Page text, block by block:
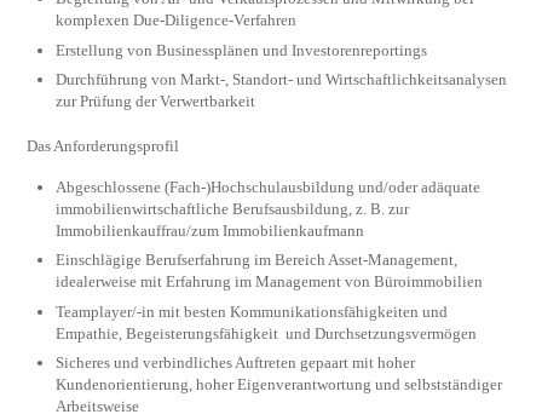
komplexen Due-Diligence-Verfahren
Erstellung von Businessplänen und Investorenreportings
Durchführung von Markt-, Standort- und Wirtschaftlichkeitsanalysen
zur Prüfung der Verwertbarkeit
Das Anforderungsprofil
Abgeschlossene (Fach-)Hochschulausbildung und/oder adäquate
immobilienwirtschaftliche Berufsausbildung, z. B. zur
Immobilienkauffrau/zum Immobilienkaufmann
Einschlägige Berufserfahrung im Bereich Asset-Management,
idealerweise mit Erfahrung im Management von Büroimmobilien
Teamplayer/-in mit besten Kommunikationsfähigkeiten und
Empathie, Begeisterungsfähigkeit und Durchsetzungsvermögen
Sicheres und verbindliches Auftreten gepaart mit hoher
Kundenorientierung, hoher Eigenverantwortung und selbstständiger
Arbeitsweise